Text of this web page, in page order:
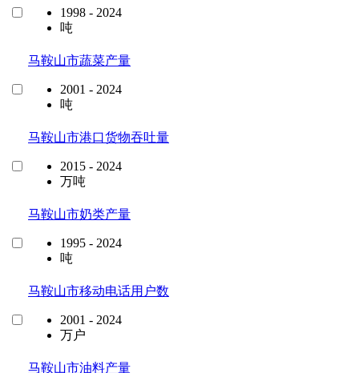
1998 - 2024
吨
马鞍山市蔬菜产量
2001 - 2024
吨
马鞍山市港口货物吞吐量
2015 - 2024
万吨
马鞍山市奶类产量
1995 - 2024
吨
马鞍山市移动电话用户数
2001 - 2024
万户
马鞍山市油料产量